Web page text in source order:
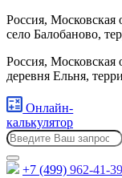
Россия, Московская
село Балобаново,
Россия, Московская
деревня Ельня,
Онлайн-
калькулятор
+7 (499) 962-41-39